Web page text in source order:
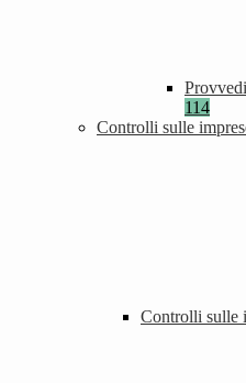
114
Controlli sulle
Controlli sulle